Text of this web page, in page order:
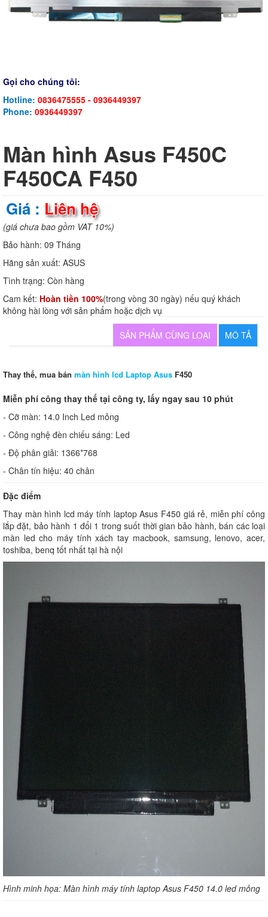
Gọi cho chúng tôi:
Hotline: 0836475555 - 0936449397
Phone: 0936449397
Màn hình Asus F450C
F450CA F450
Giá : Liên hệ
(giá chưa bao gồm VAT 10%)
Bảo hành: 09 Tháng
Hãng sản xuất: ASUS
Tình trạng: Còn hàng
Cam kết: Hoàn tiền 100%(trong vòng 30 ngày) nếu quý khách
không hài lòng với sản phẩm hoặc dịch vụ
MÔ TẢ
SẢN PHẨM CÙNG LOẠI
Thay thế, mua bán màn hình lcd Laptop Asus F450
Miễn phí công thay thế tại công ty, lấy ngay sau 10 phút
- Cỡ màn: 14.0 Inch Led mỏng
- Công nghệ đèn chiếu sáng: Led
- Độ phân giải: 1366*768
- Chân tín hiệu: 40 chân
Đặc điểm
Thay màn hình lcd máy tính laptop Asus F450 giá rẻ, miễn phí công
lắp đặt, bảo hành 1 đổi 1 trong suốt thời gian bảo hành, bán các loại
màn led cho máy tính xách tay macbook, samsung, lenovo, acer,
toshiba, benq tốt nhất tại hà nội
Hình minh họa: Màn hình máy tính laptop Asus F450 14.0 led mỏng